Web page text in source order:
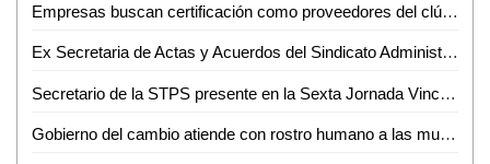
Empresas buscan certificación como proveedores del clúster automotriz
Ex Secretaria de Actas y Acuerdos del Sindicato Administrativo de la UASLP pide su reinstalación
Secretario de la STPS presente en la Sexta Jornada Vinculación Laboral en Ciudad Valles
Gobierno del cambio atiende con rostro humano a las mujeres privadas de su libertad